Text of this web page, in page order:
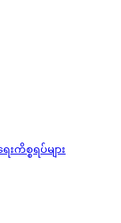
စ္စရပ်များ